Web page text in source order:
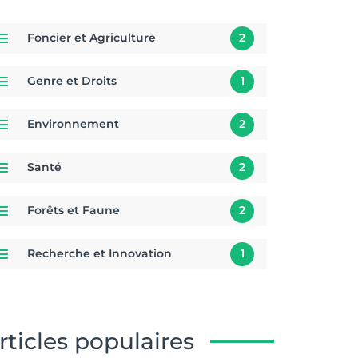
Foncier et Agriculture 2
Genre et Droits 1
Environnement 2
Santé 2
Forêts et Faune 2
Recherche et Innovation 1
populaires